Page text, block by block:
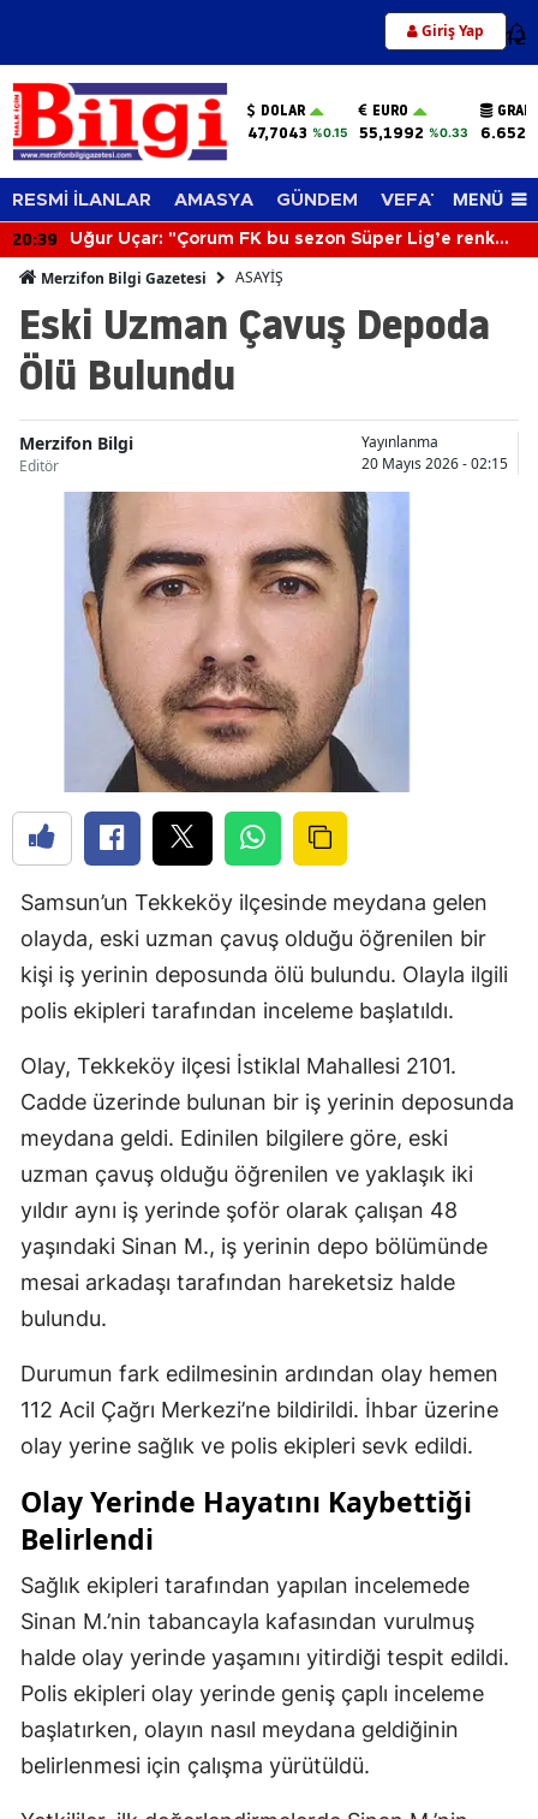
Giriş Yap 12
DOLAR
47,7043 %0.15
EURO
55,1992 %0.33
RESMİ İLANLAR AMASYA GÜNDEM VEFAT EDENLER
MENÜ
20:39
Uğur Uçar: "Çorum FK bu sezon Süper Lig’e renk
Merzifon Bilgi Gazetesi ASAYİŞ
Eski Uzman Çavuş Depoda
Ölü Bulundu
Merzifon Bilgi
Editör
Yayınlanma
20 Mayıs 2026 - 02:15
Samsun’un Tekkeköy ilçesinde meydana gelen
olayda, eski uzman çavuş olduğu öğrenilen bir
kişi iş yerinin deposunda ölü bulundu. Olayla ilgili
polis ekipleri tarafından inceleme başlatıldı.
Olay, Tekkeköy ilçesi İstiklal Mahallesi 2101.
Cadde üzerinde bulunan bir iş yerinin deposunda
meydana geldi. Edinilen bilgilere göre, eski
uzman çavuş olduğu öğrenilen ve yaklaşık iki
yıldır aynı iş yerinde şoför olarak çalışan 48
yaşındaki Sinan M., iş yerinin depo bölümünde
mesai arkadaşı tarafından hareketsiz halde
bulundu.
Durumun fark edilmesinin ardından olay hemen
112 Acil Çağrı Merkezi’ne bildirildi. İhbar üzerine
olay yerine sağlık ve polis ekipleri sevk edildi.
Olay Yerinde Hayatını Kaybettiği
Belirlendi
Sağlık ekipleri tarafından yapılan incelemede
Sinan M.’nin tabancayla kafasından vurulmuş
halde olay yerinde yaşamını yitirdiği tespit edildi.
Polis ekipleri olay yerinde geniş çaplı inceleme
başlatırken, olayın nasıl meydana geldiğinin
belirlenmesi için çalışma yürütüldü.